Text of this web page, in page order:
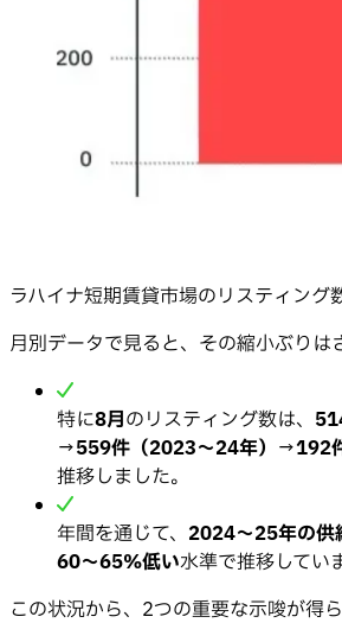
ラハイナ短期賃貸市場のリスティング
月別データで見ると、その縮小ぶりは
特に8月のリスティング数は、
→559件（2023〜24年） →192
推移しました。
年間を通じて、 2024〜25年の供
60〜65%低い水準で推移してい
この状況から、2つの重要な示唆が得ら